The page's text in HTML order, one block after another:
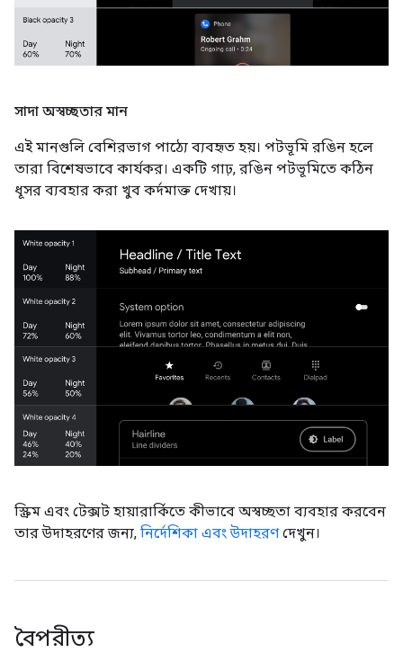
সাদা অস্বচ্ছতার মান
এই মানগুলি বেশিরভাগ পাঠ্যে ব্যবহৃত হয়। পটভূমি রঙিন হলে
তারা বিশেষভাবে কার্যকর। একটি গাঢ়, রঙিন পটভূমিতে কঠিন
ধূসর ব্যবহার করা খুব কর্দমাক্ত দেখায়।
স্ক্রিম এবং টেক্সট হায়ারার্কিতে কীভাবে অস্বচ্ছতা ব্যবহার করবেন
তার উদাহরণের জন্য, নির্দেশিকা এবং উদাহরণদেখুন।
বৈপরীত্য